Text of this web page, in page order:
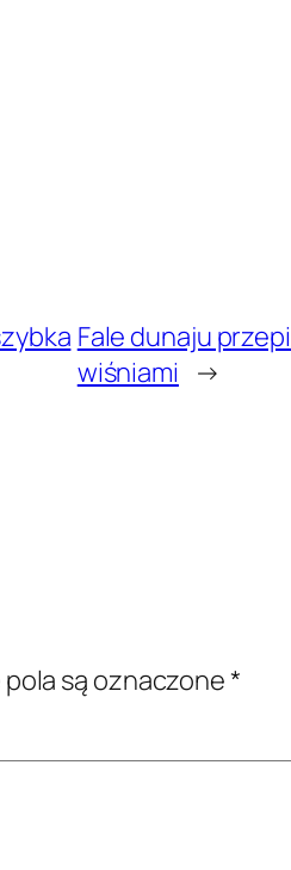
Fale dunaju
wiśniami →
są oznaczone*